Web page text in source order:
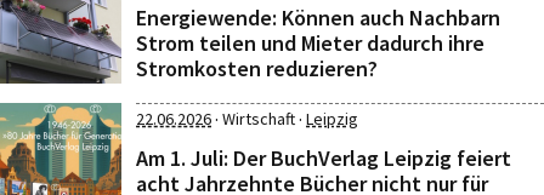
Energiewende: Können auch Nachbarn
Strom teilen und Mieter dadurch ihre
Stromkosten reduzieren?
22.06.2026· Wirtschaft· Leipzig
Am 1. Juli: Der BuchVerlag Leipzig feiert
acht Jahrzehnte Bücher nicht nur für